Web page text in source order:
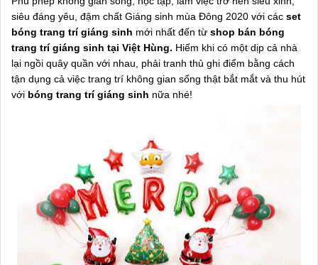
siêu đáng yêu, đậm chất Giáng sinh mùa Đông 2020 với các set
bóng trang trí giáng sinh mới nhất đến từ shop bán bóng
trang trí giáng sinh tại Việt Hùng. Hiếm khi có một dịp cả nhà
lại ngồi quây quần với nhau, phải tranh thủ ghi điểm bằng cách
tận dụng cả việc trang trí không gian sống thật bắt mắt và thu hút
với bóng trang trí giáng sinh nữa nhé!